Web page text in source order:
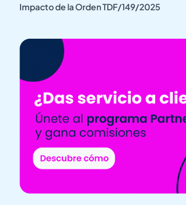
Impacto de la Orden TDF/149/2025